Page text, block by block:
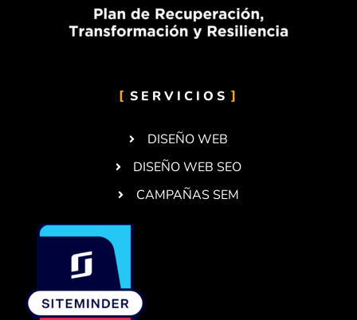
SERVICIOS
DISEÑO WEB
DISEÑO WEB SEO
CAMPAÑAS SEM